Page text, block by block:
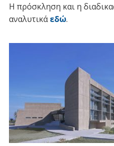
Η πρόσκληση και η
αναλυτικάεδώ.